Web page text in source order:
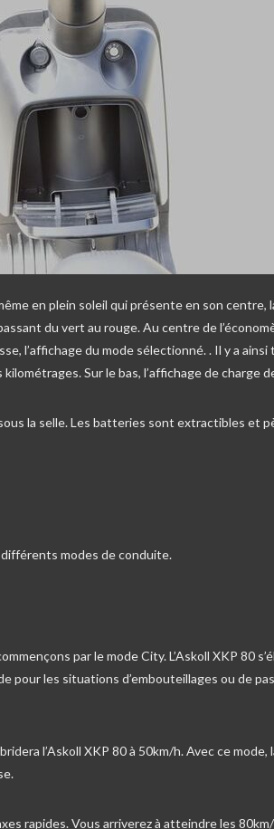
en plein soleil qui présente en son centre,
du vert au rouge. Au centre de
l’affichage du mode sélectionné. . Il y a ainsi
Sur le bas, l’affichage de charge
la selle. Les batteries sont extractibles et
différents modes de conduite.
par le mode City. L’Askoll XKP 80
pour les situations d’embouteillages ou de
l’Askoll XKP 80 à 50km/h. Avec ce mode,
rapides. Vous arriverez à atteindre les